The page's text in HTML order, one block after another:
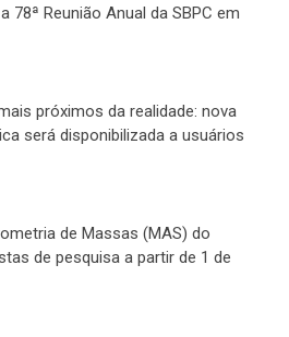
78ª Reunião Anual da SBPC em
próximos da realidade: nova
será disponibilizada a usuários
de Massas (MAS) do
de pesquisa a partir de 1 de